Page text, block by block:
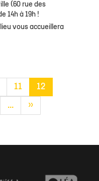
(60 rue des
14h à 19h !
vous accueillera
11 12
... »